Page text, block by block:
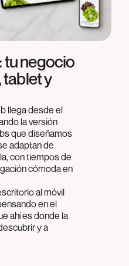
tu negocio
y
llega desde el
la versión
que diseñamos
adaptan de
con tiempos de
cómoda en
al móvil
en el
ahí es donde la
y a